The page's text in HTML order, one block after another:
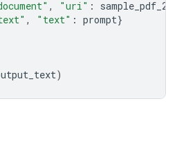
, "uri" : sample_pdf_2
, "text" : prompt}
)